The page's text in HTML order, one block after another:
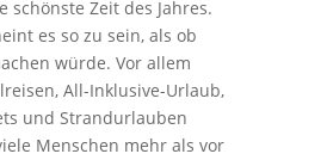
schönste Zeit des Jahres.
es so zu sein, als ob
würde. Vor allem
All-Inklusive-Urlaub,
und Strandurlauben
Menschen mehr als vor